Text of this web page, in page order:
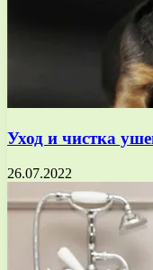
Уход и чистка
26.07.2022